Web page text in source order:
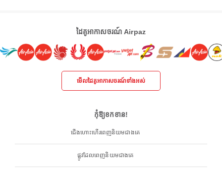
ដៃគូអាកាសចរណ៍ Airpaz
មើលដៃគូអាកាសចរណ៍ទាំងអស់
កុំឱ្យខកខាន!
ជើងហោះហើរពេញនិយមជាងគេ
ផ្លូវដែលពេញនិយមជាងគេ